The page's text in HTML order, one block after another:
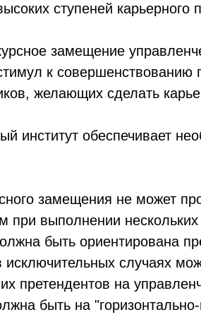
ступеней карьерного
замещение
к
желающих сделать
институт обеспечивает
замещения не может
при выполнении
быть ориентирована
случаях
претендентов на
быть на